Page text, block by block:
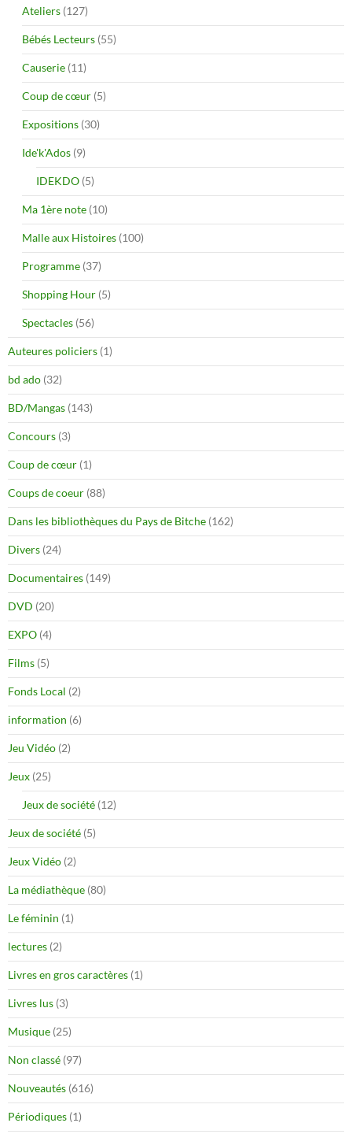
Ateliers (127)
Bébés Lecteurs (55)
Causerie (11)
Coup de cœur (5)
Expositions (30)
Ide'k'Ados (9)
IDEKDO (5)
Ma 1ère note (10)
Malle aux Histoires (100)
Programme (37)
Shopping Hour (5)
Spectacles (56)
Auteures policiers (1)
bd ado (32)
BD/Mangas (143)
Concours (3)
Coup de cœur (1)
Coups de coeur (88)
Dans les bibliothèques du Pays de Bitche (162)
Divers (24)
Documentaires (149)
DVD (20)
EXPO (4)
Films (5)
Fonds Local (2)
information (6)
Jeu Vidéo (2)
Jeux (25)
Jeux de société (12)
Jeux de société (5)
Jeux Vidéo (2)
La médiathèque (80)
Le féminin (1)
lectures (2)
Livres en gros caractères (1)
Livres lus (3)
Musique (25)
Non classé (97)
Nouveautés (616)
Périodiques (1)